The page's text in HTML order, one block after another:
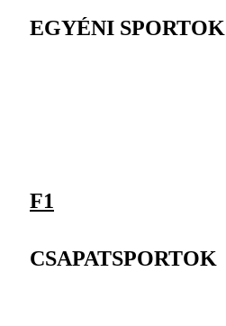
EGYÉNI SPORTOK
F1
CSAPATSPORTOK